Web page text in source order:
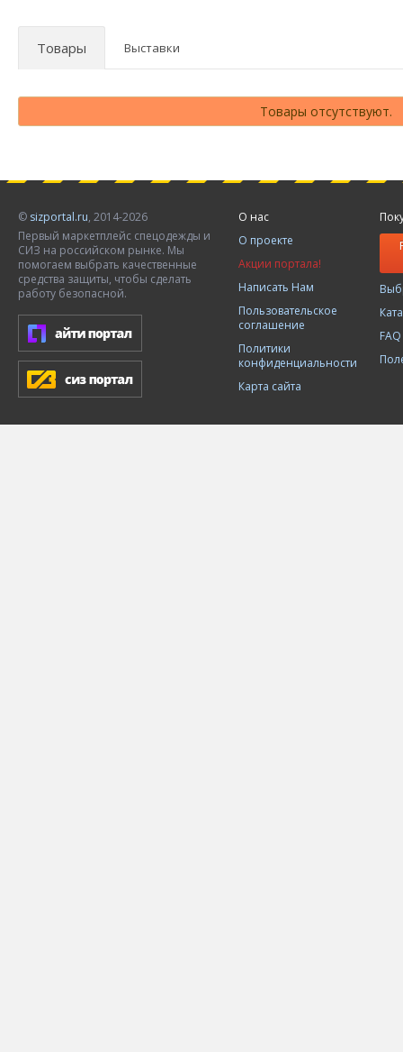
Товары Выставки
Товары отсутствуют.
© sizportal.ru, 2014-2026
Первый маркетплейс спецодежды и
СИЗ на российском рынке. Мы
помогаем выбрать качественные
средства защиты, чтобы сделать
работу безопасной.
О нас
О проекте
Акции портала!
Написать Нам
Пользовательское
соглашение
Политики
конфиденциальности
Карта сайта
FAQ